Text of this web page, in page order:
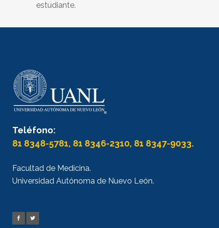
estudiante.
Teléfono:
81 8348-5781, 81 8346-2310, 81 8347-9033.
Facultad de Medicina.
Universidad Autónoma de Nuevo León.